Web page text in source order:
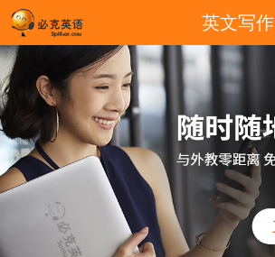
英文写作